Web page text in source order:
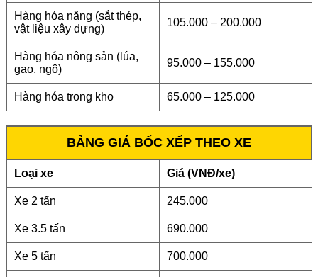
Hàng hóa nặng (sắt thép,
vật liệu xây dựng)
105.000 – 200.000
Hàng hóa nông sản (lúa,
gạo, ngô)
95.000 – 155.000
Hàng hóa trong kho 65.000 – 125.000
BẢNG GIÁ BỐC XẾP THEO XE
Loại xe Giá (VNĐ/xe)
Xe 2 tấn 245.000
Xe 3.5 tấn 690.000
Xe 5 tấn 700.000